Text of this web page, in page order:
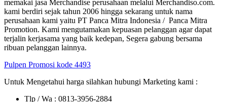
memakai jasa Merchandise perusahaan melalui Merchandiso.com.
kami berdiri sejak tahun 2006 hingga sekarang untuk nama
perusahaan kami yaitu PT Panca Mitra Indonesia / Panca Mitra
Promotion. Kami mengutamakan kepuasan pelanggan agar dapat
terjalin kerjasama yang baik kedepan, Segera gabung bersama
ribuan pelanggan lainnya.
Pulpen Promosi kode 4493
Untuk Mengetahui harga silahkan hubungi Marketing kami :
Tlp / Wa : 0813-3956-2884